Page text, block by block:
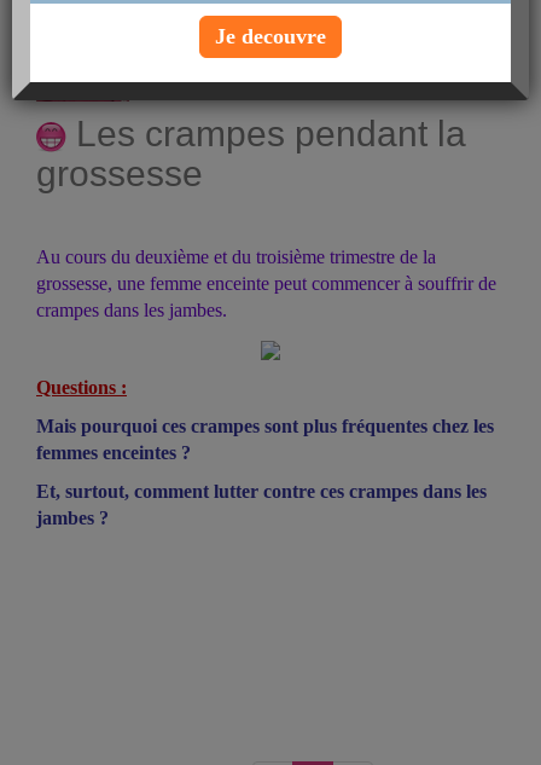
posté paradrienlemayle 27-08-2008 à 11:01
Voir le profil
Les crampes pendant la
grossesse
Au cours du deuxième et du troisième trimestre de la
grossesse, une femme enceinte peut commencer à souffrir de
crampes dans les jambes.
Questions :
Mais pourquoi ces crampes sont plus fréquentes chez les
femmes enceintes ?
Et, surtout, comment lutter contre ces crampes dans les
jambes ?
Je decouvre